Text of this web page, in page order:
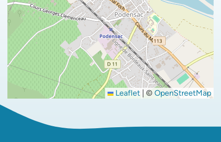
Leaflet | © OpenStreetMap